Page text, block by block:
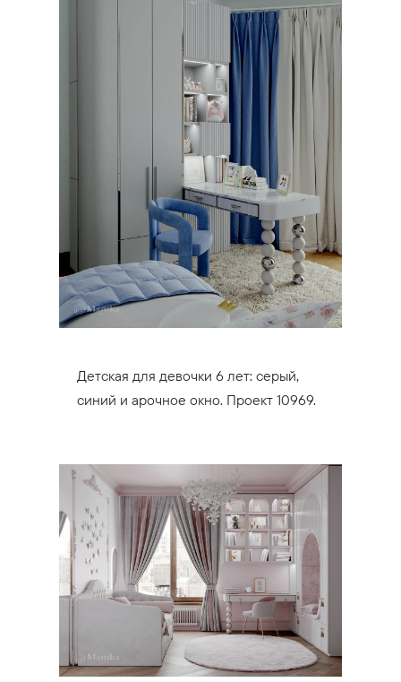
Детская для девочки 6 лет: серый,
синий и арочное окно. Проект 10969.